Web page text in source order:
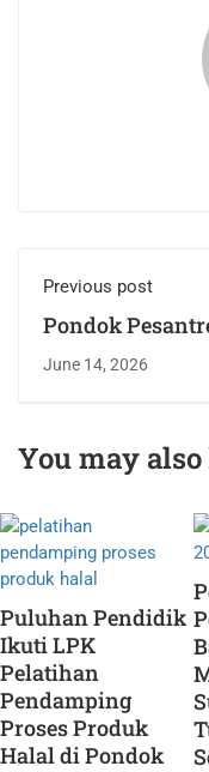
Previous post
Pondok
Bahrul
Malang Gelar
June 14, 2026
You may
Puluhan Pendidik
Ikuti LPK
Pelatihan
Pendamping
Proses Produk
Halal di Pondok